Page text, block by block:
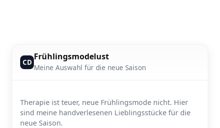
CD
Frühlingsmodelust
Meine Auswahl für die neue Saison
Therapie ist teuer, neue Frühlingsmode nicht. Hier
sind meine handverlesenen Lieblingsstücke für die
neue Saison.